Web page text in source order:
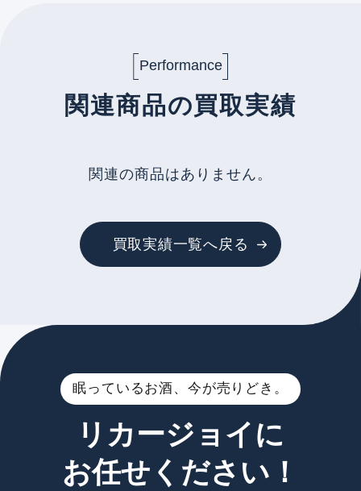
Performance
関連商品の買取実績
関連の商品はありません。
買取実績一覧へ戻る
眠っているお酒、今が売りどき。
リカージョイに
お任せください！